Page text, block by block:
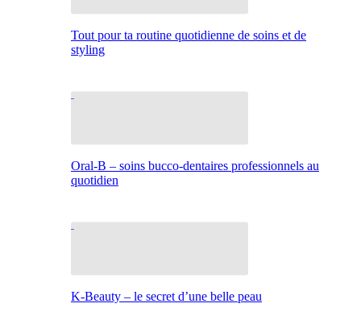
Tout pour ta routine quotidienne de soins et de
styling
Oral-B – soins bucco-dentaires professionnels au
quotidien
K-Beauty – le secret d’une belle peau